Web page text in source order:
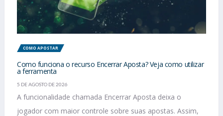
COMO APOSTAR
Como funciona o recurso Encerrar Aposta? Veja como utilizar
a ferramenta
5 DE AGOSTO DE 2026
A funcionalidade chamada Encerrar Aposta deixa o
jogador com maior controle sobre suas apostas. Assim,